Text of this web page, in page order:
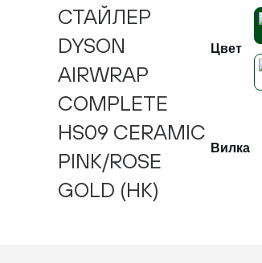
СТАЙЛЕР
DYSON
AIRWRAP
COMPLETE
HS09 CERAMIC
PINK/ROSE
GOLD (HK)
Цвет
Вилка